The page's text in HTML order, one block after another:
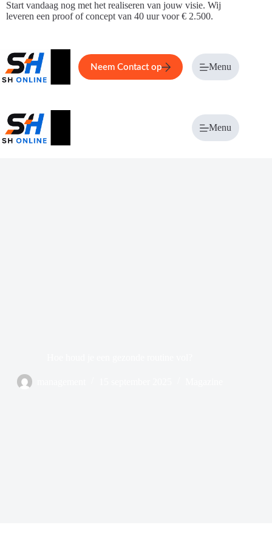
Ga
naar
Start vandaag nog met het realiseren van jouw visie. Wij
leveren een proof of concept van 40 uur voor € 2.500.
Home Service Over ons
Neem Contact op Menu
Menu